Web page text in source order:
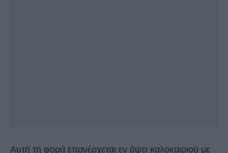
Αυτή τη φορά επανέρχεται εν όψει καλοκαιριού με